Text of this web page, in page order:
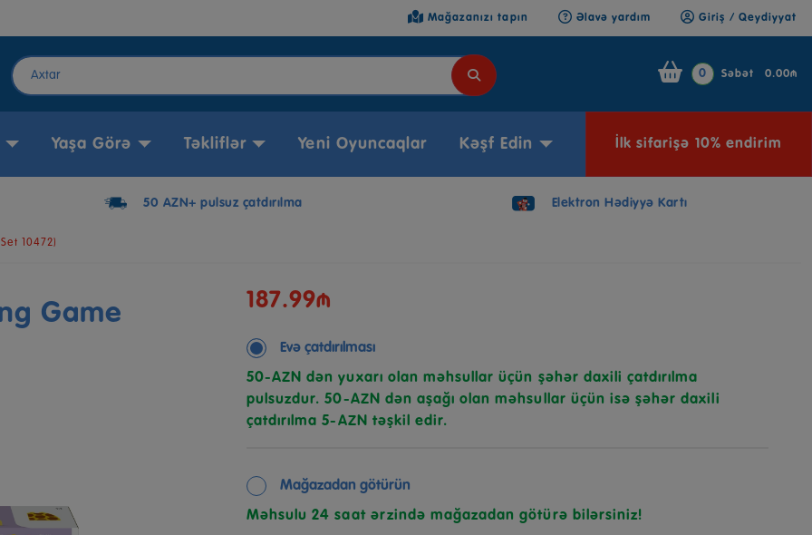
Mağazanızı tapın Əlavə yardım Giriş / Qeydiyyat
0 Səbət 0.00₼
Yaşa Görə Təkliflər Yeni Oyuncaqlar Kəşf Edin İlk sifarişə 10% endirim
50 AZN+ pulsuz çatdırılma Elektron Hədiyyə Kartı
10472)
Game 187.99₼
Evə çatdırılması
50-AZN dən yuxarı olan məhsullar üçün şəhər daxili çatdırılma
pulsuzdur. 50-AZN dən aşağı olan məhsullar üçün isə şəhər daxili
çatdırılma 5-AZN təşkil edir.
Mağazadan götürün
Məhsulu 24 saat ərzində mağazadan götürə bilərsiniz!